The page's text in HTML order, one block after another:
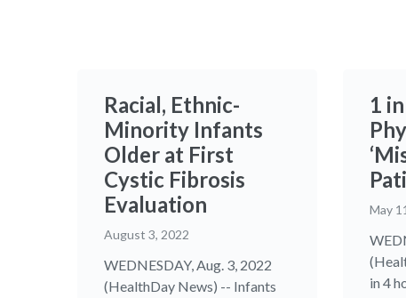
Racial, Ethnic-
Minority Infants
Older at First
Cystic Fibrosis
Evaluation
August 3, 2022
WEDNESDAY, Aug. 3, 2022
(HealthDay News) -- Infants
1
May
in 4